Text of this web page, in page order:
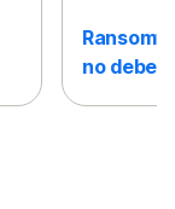
no debe